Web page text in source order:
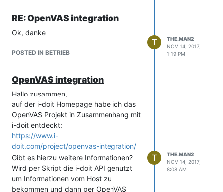
RE: OpenVAS integration
Ok, danke
POSTED IN BETRIEB
T
THE.MAN2
NOV 14, 2017,
1:19 PM
OpenVAS integration
Hallo zusammen,
auf der i-doit Homepage habe ich das
OpenVAS Projekt in Zusammenhang mit
i-doit entdeckt:
https://www.i-
doit.com/project/openvas-integration/
Gibt es hierzu weitere Informationen?
Wird per Skript die i-doit API genutzt
um Informationen vom Host zu
bekommen und dann per OpenVAS
T
THE.MAN2
NOV 14, 2017,
8:08 AM